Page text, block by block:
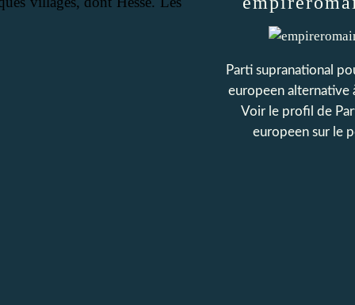
Parti supranational
europeen alternative
Voir le profil de
europeensur le